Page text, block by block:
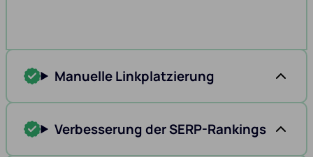
Manuelle Linkplatzierung
Verbesserung der SERP-Rankings